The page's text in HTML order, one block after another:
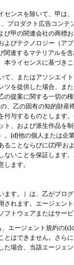
ンスを除いて、甲は
プロダクト広告コン
び甲の関連会社の商
びテクノロジー（ア
関連するマテリアル
ライセンスに基づき
、またはアソシエイ
ツを提供した場合、ま
の提案に関する一切
、乙の固有の知的財
与するものとします
、および派生作品を
。(d)他の個人または
ることならびに(Z)甲
いことを保証します
ます。
ます。）は、乙がプロ
されます。エージェン
フトウェアまたはサー
エージェント規約の
とはできません。さら
た場合、当該エージェ